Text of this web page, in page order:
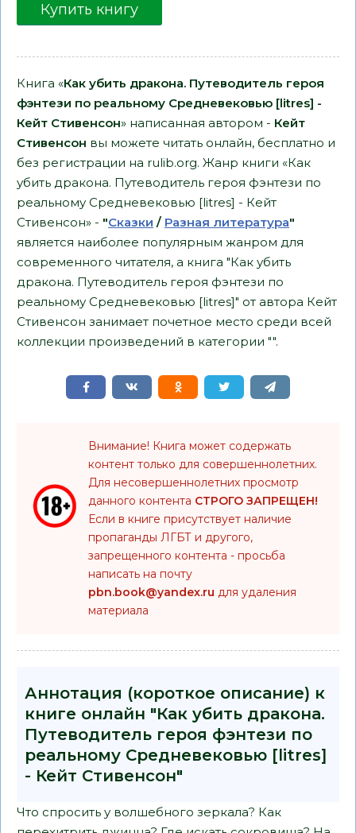
Купить книгу
Книга «Как убить дракона. Путеводитель героя
фэнтези по реальному Средневековью [litres] -
Кейт Стивенсон» написанная автором - Кейт
Стивенсон вы можете читать онлайн, бесплатно и
без регистрации на rulib.org. Жанр книги «Как
убить дракона. Путеводитель героя фэнтези по
реальному Средневековью [litres] - Кейт
Стивенсон» - "Сказки / Разная литература"
является наиболее популярным жанром для
современного читателя, а книга "Как убить
дракона. Путеводитель героя фэнтези по
реальному Средневековью [litres]" от автора Кейт
Стивенсон занимает почетное место среди всей
коллекции произведений в категории "".
Внимание! Книга может содержать
контент только для совершеннолетних.
Для несовершеннолетних просмотр
данного контента СТРОГО ЗАПРЕЩЕН!
Если в книге присутствует наличие
пропаганды ЛГБТ и другого,
запрещенного контента - просьба
написать на почту
pbn.book@yandex.ru для удаления
материала
Аннотация (короткое описание) к
книге онлайн "Как убить дракона.
Путеводитель героя фэнтези по
реальному Средневековью [litres]
- Кейт Стивенсон"
Что спросить у волшебного зеркала? Как